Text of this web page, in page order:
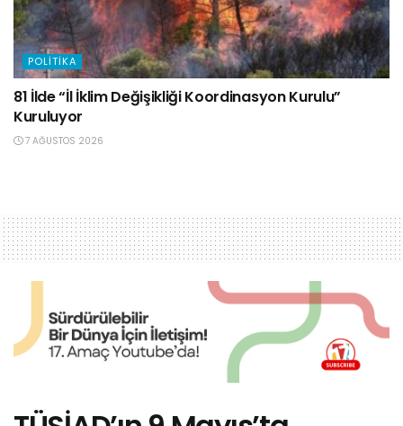
POLITIKA
81 İlde “İl İklim Değişikliği Koordinasyon Kurulu”
Kuruluyor
7 AĞUSTOS 2026